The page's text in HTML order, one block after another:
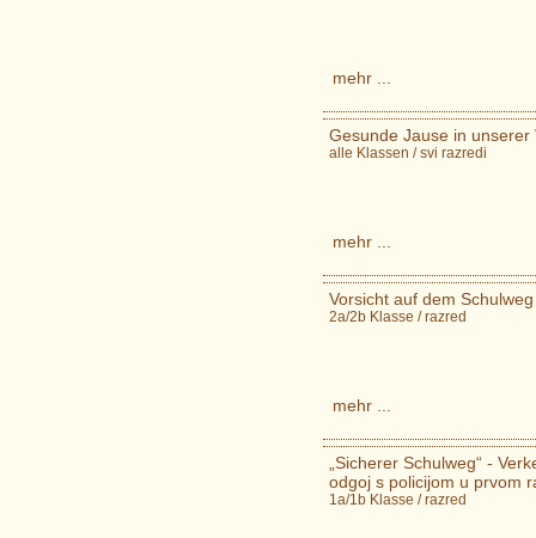
mehr ...
Gesunde Jause in
alle Klassen / svi razredi
mehr ...
Vorsicht auf dem
2a/2b Klasse / razred
mehr ...
„Sicherer Schulweg“ -
odgoj s policijom u prvom
1a/1b Klasse / razred